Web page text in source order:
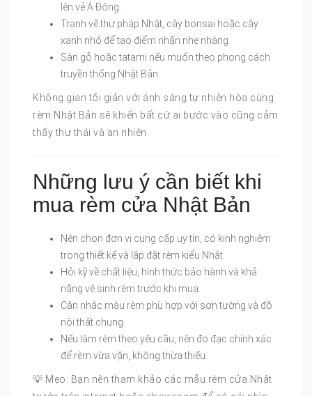
lên vẻ Á Đông.
Tranh vẽ thư pháp Nhật, cây bonsai hoặc cây
xanh nhỏ để tạo điểm nhấn nhẹ nhàng.
Sàn gỗ hoặc tatami nếu muốn theo phong cách
truyền thống Nhật Bản.
Không gian tối giản với ánh sáng tự nhiên hòa cùng
rèm Nhật Bản sẽ khiến bất cứ ai bước vào cũng cảm
thấy thư thái và an nhiên.
Những lưu ý cần biết khi
mua rèm cửa Nhật Bản
Nên chọn đơn vị cung cấp uy tín, có kinh nghiệm
trong thiết kế và lắp đặt rèm kiểu Nhật.
Hỏi kỹ về chất liệu, hình thức bảo hành và khả
năng vệ sinh rèm trước khi mua.
Cân nhắc màu rèm phù hợp với sơn tường và đồ
nội thất chung.
Nếu làm rèm theo yêu cầu, nên đo đạc chính xác
để rèm vừa vặn, không thừa thiếu.
💡 Mẹo: Bạn nên tham khảo các mẫu rèm cửa Nhật